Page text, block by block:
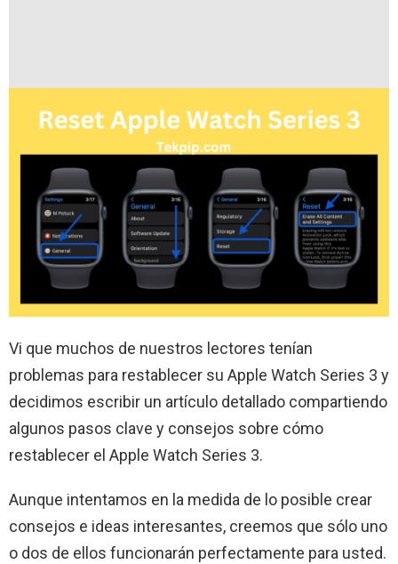
Vi que muchos de nuestros lectores tenían
problemas para restablecer su Apple Watch Series 3 y
decidimos escribir un artículo detallado compartiendo
algunos pasos clave y consejos sobre cómo
restablecer el Apple Watch Series 3.
Aunque intentamos en la medida de lo posible crear
consejos e ideas interesantes, creemos que sólo uno
o dos de ellos funcionarán perfectamente para usted.